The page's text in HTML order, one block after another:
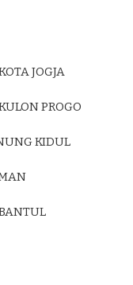
JOGJA
PROGO
KIDUL